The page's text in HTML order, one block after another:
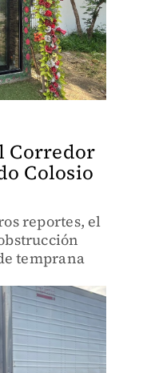
Corredor
Colosio
reportes, el
temprana